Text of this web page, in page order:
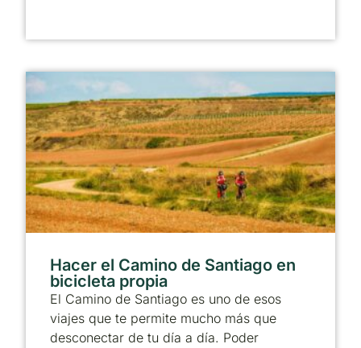
Hacer el Camino de Santiago en
bicicleta propia
El Camino de Santiago es uno de esos
viajes que te permite mucho más que
desconectar de tu día a día. Poder